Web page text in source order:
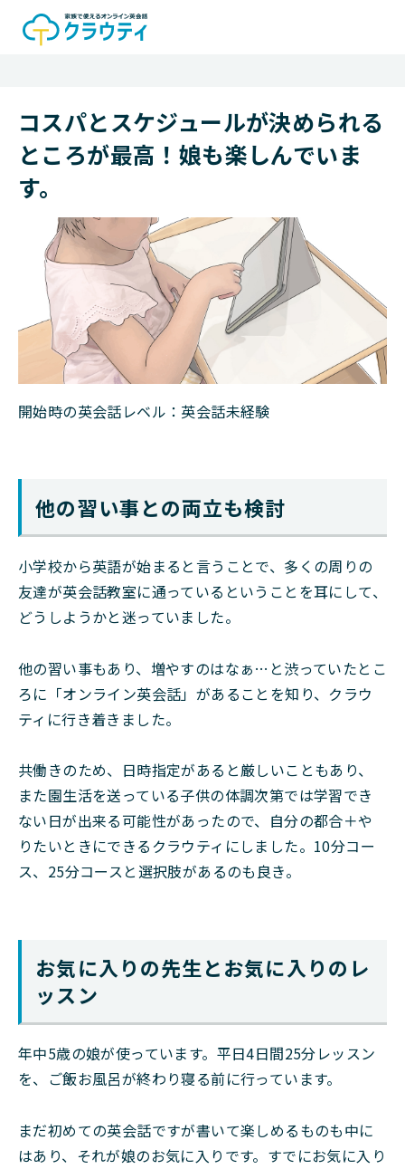
コスパとスケジュールが決められる
ところが最高！娘も楽しんでいま
す。
開始時の英会話レベル：英会話未経験
他の習い事との両立も検討
小学校から英語が始まると言うことで、多くの周りの
友達が英会話教室に通っているということを耳にして、
どうしようかと迷っていました。
他の習い事もあり、増やすのはなぁ…と渋っていたとこ
ろに「オンライン英会話」があることを知り、クラウ
ティに行き着きました。
共働きのため、日時指定があると厳しいこともあり、
また園生活を送っている子供の体調次第では学習でき
ない日が出来る可能性があったので、自分の都合＋や
りたいときにできるクラウティにしました。10分コー
ス、25分コースと選択肢があるのも良き。
お気に入りの先生とお気に入りのレ
ッスン
年中5歳の娘が使っています。平日4日間25分レッスン
を、ご飯お風呂が終わり寝る前に行っています。
まだ初めての英会話ですが書いて楽しめるものも中に
はあり、それが娘のお気に入りです。すでにお気に入り